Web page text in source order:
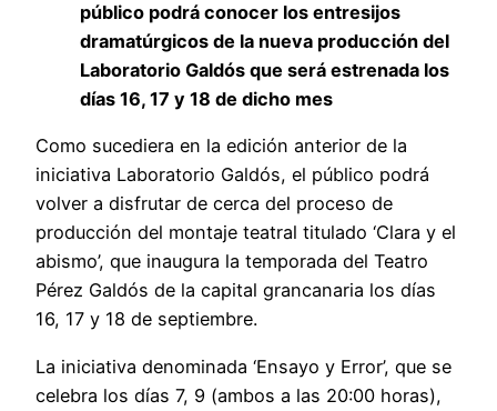
público podrá conocer los entresijos
dramatúrgicos de la nueva producción del
Laboratorio Galdós que será estrenada los
días 16, 17 y 18 de dicho mes
Como sucediera en la edición anterior de la
iniciativa Laboratorio Galdós, el público podrá
volver a disfrutar de cerca del proceso de
producción del montaje teatral titulado ‘Clara y el
abismo’, que inaugura la temporada del Teatro
Pérez Galdós de la capital grancanaria los días
16, 17 y 18 de septiembre.
La iniciativa denominada ‘Ensayo y Error’, que se
celebra los días 7, 9 (ambos a las 20:00 horas),